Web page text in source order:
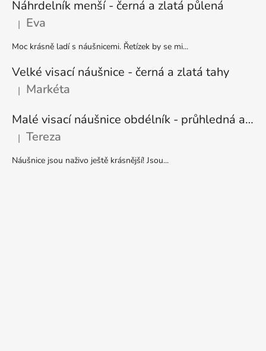
Náhrdelník menší - černá a zlatá půlená
Hodnocení produktu je 5 z 5 hvězdiček.
| Eva
Moc krásně ladí s náušnicemi. Řetízek by se mi...
Velké visací náušnice - černá a zlatá tahy
Hodnocení produktu je 5 z 5 hvězdiček.
| Markéta
Malé visací náušnice obdélník - průhledná a stříbrná
Hodnocení produktu je 5 z 5 hvězdiček.
| Tereza
Náušnice jsou naživo ještě krásnější! Jsou...